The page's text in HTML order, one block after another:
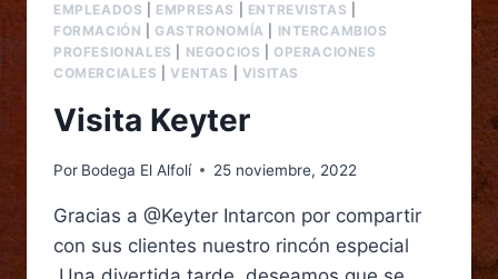
EMPLEADOS EMPRESAS ENTREVISTAS
FORMACIÓN
GASTRONOMÍA
INTERCAMBIOS
PROFESIONALES
NEGOCIOS
OPERACIONES
COMERCIALES
|VENTAS VISITAS
Visita Keyter
Por Bodega El Alfolí 25 noviembre, 2022
Gracias a @Keyter Intarcon por compartir
con sus clientes nuestro rincón especial